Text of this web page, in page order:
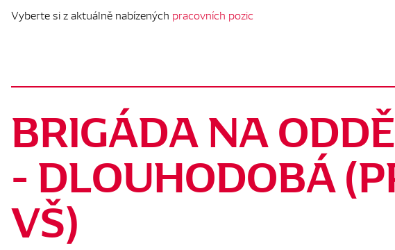
Vyberte si z aktuálně nabízených pracovních pozic
BRIGÁDA NA
- DLOUHODOBÁ
VŠ)